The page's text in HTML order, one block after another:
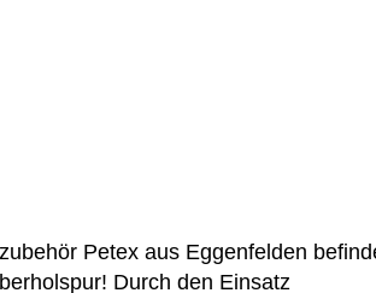
Petex aus Eggenfelden
Durch den Einsatz